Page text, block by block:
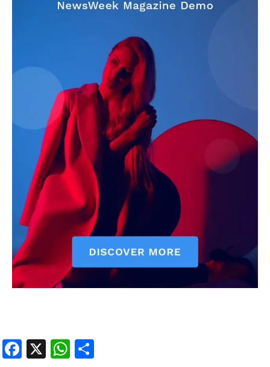
AIN NEWS 1
Contact Us
Privacy Policy
Terms of Use Agreement
Facebook
X WhatsApp
Share
Facebook
X WhatsApp